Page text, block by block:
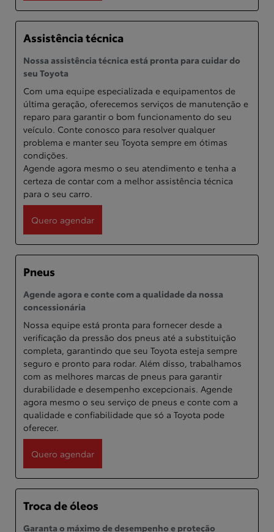
Assistência técnica
Nossa assistência técnica está pronta para cuidar do
seu Toyota
Com uma equipe especializada e equipamentos de
última geração, oferecemos serviços de manutenção e
reparo para garantir o bom funcionamento do seu
veículo. Conte conosco para resolver qualquer
problema e manter seu Toyota sempre em ótimas
condições.
Agende agora mesmo o seu atendimento e tenha a
certeza de contar com a melhor assistência técnica
para o seu carro.
Quero agendar
Pneus
Agende agora e conte com a qualidade da nossa
concessionária
Nossa equipe está pronta para fornecer desde a
verificação da pressão dos pneus até a substituição
completa, garantindo que seu Toyota esteja sempre
seguro e pronto para rodar. Além disso, trabalhamos
com as melhores marcas de pneus para garantir
durabilidade e desempenho excepcionais. Agende
agora mesmo o seu serviço de pneus e conte com a
qualidade e confiabilidade que só a Toyota pode
oferecer.
Quero agendar
Troca de óleos
Garanta o máximo de desempenho e proteção